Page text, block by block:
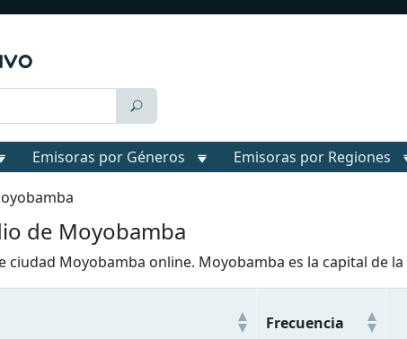
Emisoras por Géneros Emisoras por Regiones
de Moyobamba
ciudad Moyobamba online. Moyobamba es la capital de
Frecuencia